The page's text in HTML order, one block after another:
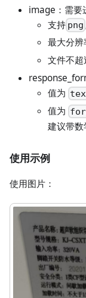
image：需要
支持 png
最大分
文件不超
值为
值为
建议带
使用示例
使用图片：